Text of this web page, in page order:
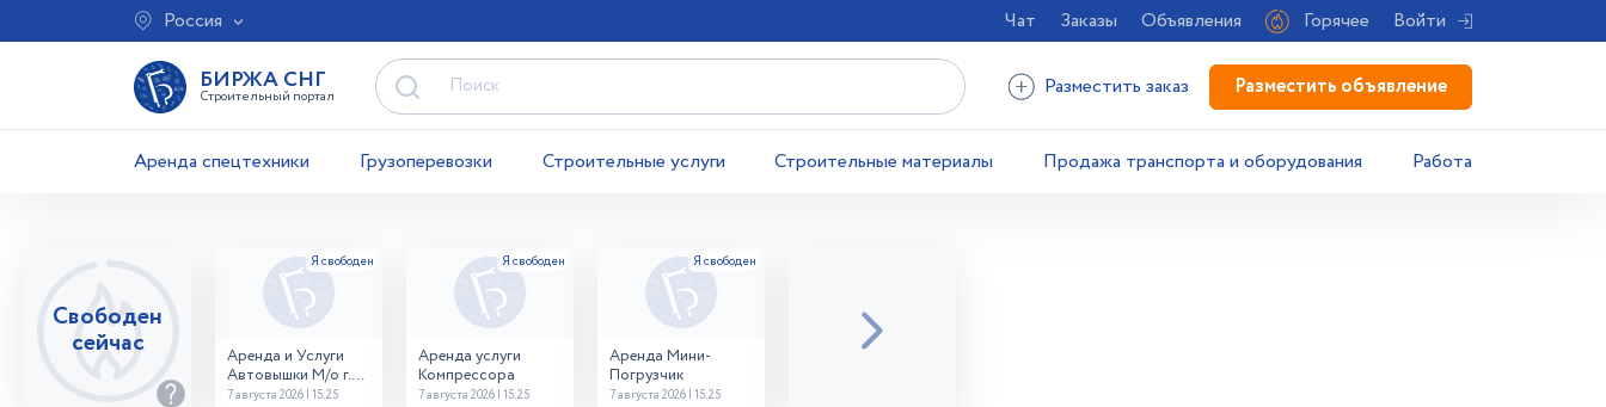
Россия Чат Заказы Объявления Горячее Войти
БИРЖА СНГ
Строительный портал Разместить заказ Разместить объявление
Аренда спецтехники Грузоперевозки Строительные услуги Строительные материалы Продажа транспорта и оборудования Работа
Свободен
сейчас
Аренда и Услуги
Автовышки М/о г.
Домодедово
7 августа 2026 | 15:25
Аренда услуги
Компрессора
7 августа 2026 | 15:25
Аренда Мини-
Погрузчик
7 августа 2026 | 15:25